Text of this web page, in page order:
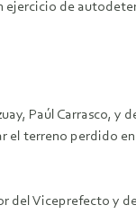
de
Paúl Carrasco, y
el terreno perdido
del Viceprefecto y